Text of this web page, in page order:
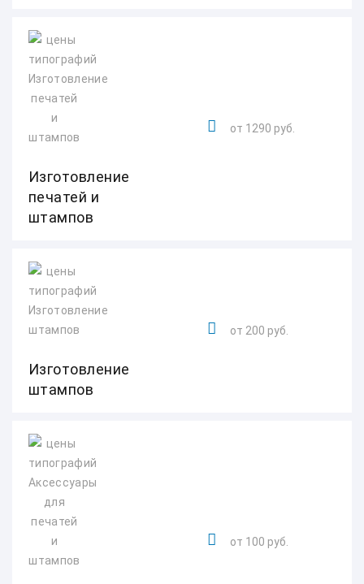
Изготовление
печатей и
штампов
от 1290 руб.
Изготовление
штампов
от 200 руб.
от 100 руб.